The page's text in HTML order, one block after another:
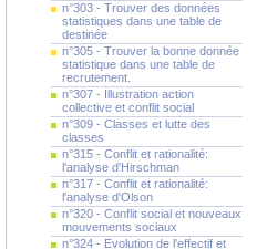
n°303 - Trouver des données
statistiques dans une table de
destinée
n°305 - Trouver la bonne donnée
statistique dans une table de
recrutement.
n°307 - Illustration action
collective et conflit social
n°309 - Classes et lutte des
classes
n°315 - Conflit et rationalité:
l'analyse d'Hirschman
n°317 - Conflit et rationalité:
l'analyse d'Olson
n°320 - Conflit social et nouveaux
mouvements sociaux
n°324 - Evolution de l'effectif et